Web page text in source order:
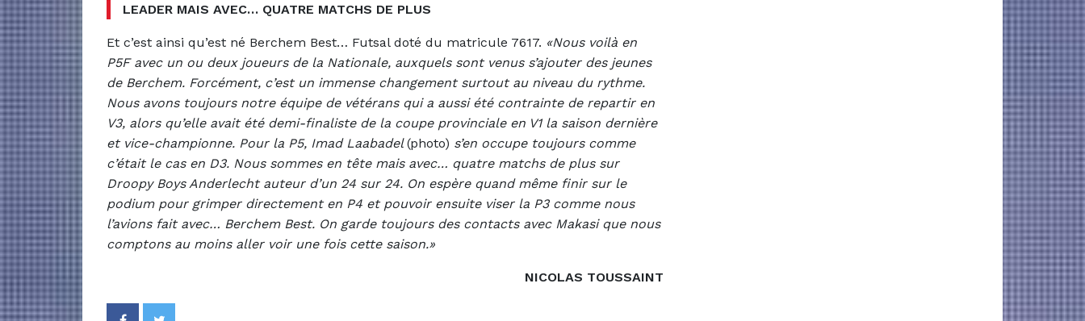
LEADER MAIS AVEC… QUATRE MATCHS DE PLUS
Et c’est ainsi qu’est né Berchem Best… Futsal doté du matricule 7617. «Nous voilà en
P5F avec un ou deux joueurs de la Nationale, auxquels sont venus s’ajouter des jeunes
de Berchem. Forcément, c’est un immense changement surtout au niveau du rythme.
Nous avons toujours notre équipe de vétérans qui a aussi été contrainte de repartir en
V3, alors qu’elle avait été demi-finaliste de la coupe provinciale en V1 la saison dernière
et vice-championne. Pour la P5, Imad Laabadel(photo) s’en occupe toujours comme
c’était le cas en D3. Nous sommes en tête mais avec… quatre matchs de plus sur
Droopy Boys Anderlecht auteur d’un 24 sur 24. On espère quand même finir sur le
podium pour grimper directement en P4 et pouvoir ensuite viser la P3 comme nous
l’avions fait avec… Berchem Best. On garde toujours des contacts avec Makasi que nous
comptons au moins aller voir une fois cette saison.»
NICOLAS TOUSSAINT